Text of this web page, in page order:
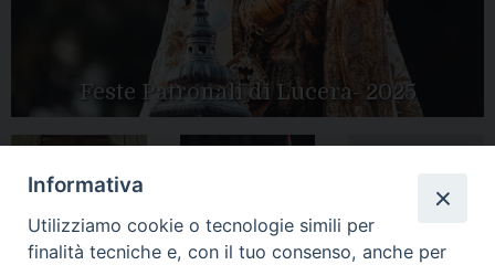
Feste Patronali di Lucera- 2025
Apertura Anno
Giubilare 2025
Mariae in Diocesi
Tutte le gallery
Informativa
Utilizziamo cookie o tecnologie simili per
finalità tecniche e, con il tuo consenso, anche per